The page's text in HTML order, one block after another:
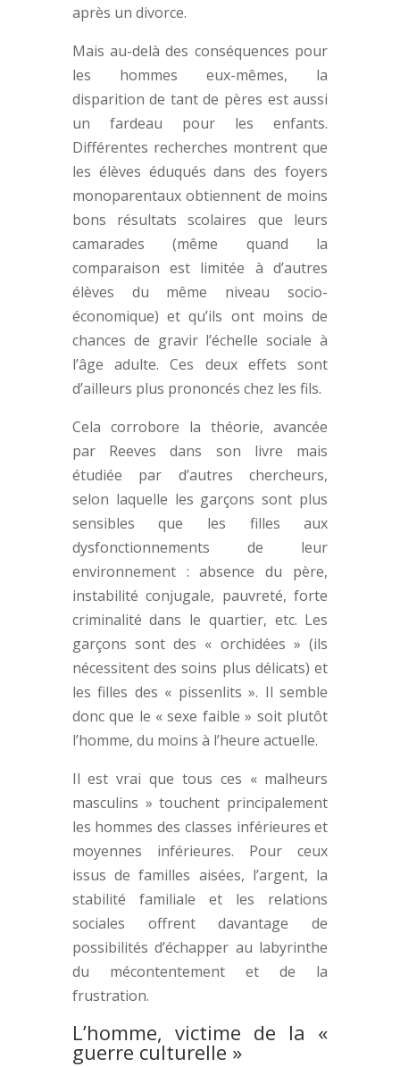
après un divorce.
Mais au-delà des conséquences pour
les hommes eux-mêmes, la
disparition de tant de pères est aussi
un fardeau pour les enfants.
Différentes recherches montrent que
les élèves éduqués dans des foyers
monoparentaux obtiennent de moins
bons résultats scolaires que leurs
camarades (même quand la
comparaison est limitée à d’autres
élèves du même niveau socio-
économique) et qu’ils ont moins de
chances de gravir l’échelle sociale à
l’âge adulte. Ces deux effets sont
d’ailleurs plus prononcés chez les fils.
Cela corrobore la théorie, avancée
par Reeves dans son livre mais
étudiée par d’autres chercheurs,
selon laquelle les garçons sont plus
sensibles que les filles aux
dysfonctionnements de leur
environnement : absence du père,
instabilité conjugale, pauvreté, forte
criminalité dans le quartier, etc. Les
garçons sont des « orchidées » (ils
nécessitent des soins plus délicats) et
les filles des « pissenlits ». Il semble
donc que le « sexe faible » soit plutôt
l’homme, du moins à l’heure actuelle.
Il est vrai que tous ces « malheurs
masculins » touchent principalement
les hommes des classes inférieures et
moyennes inférieures. Pour ceux
issus de familles aisées, l’argent, la
stabilité familiale et les relations
sociales offrent davantage de
possibilités d’échapper au labyrinthe
du mécontentement et de la
frustration.
L’homme, victime de la «
guerre culturelle »